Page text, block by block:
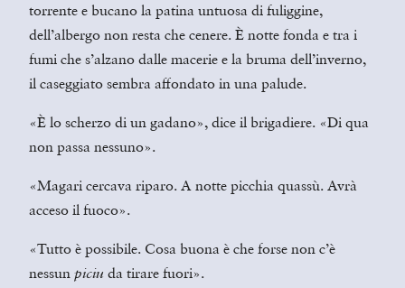
torrente e bucano la patina untuosa di fuliggine,
dell’albergo non resta che cenere. È notte fonda e tra i
fumi che s’alzano dalle macerie e la bruma dell’inverno,
il caseggiato sembra affondato in una palude.
«È lo scherzo di un gadano», dice il brigadiere. «Di qua
non passa nessuno».
«Magari cercava riparo. A notte picchia quassù. Avrà
acceso il fuoco».
«Tutto è possibile. Cosa buona è che forse non c’è
nessun piciu da tirare fuori».